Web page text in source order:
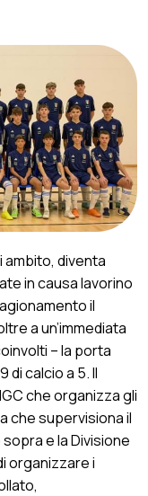
ambito, diventa
in causa lavorino
il
a un’immediata
– la porta
di calcio a 5. Il
che organizza gli
che supervisiona il
e la Divisione
organizzare i